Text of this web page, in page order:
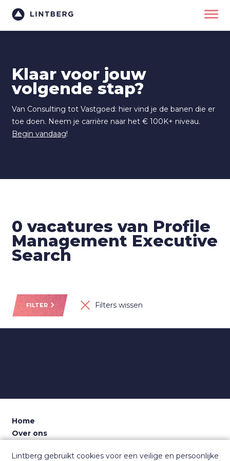
Klaar voor jouw
volgende stap?
Van Consulting tot Vastgoed: hier vind je de banen die er
toe doen. Neem je carrière naar het € 100K+ niveau.
Begin vandaag!
0 vacatures van Profile
Management Executive
Search
FILTER Filters wissen
Home
Over ons
Dashboard
Lintberg gebruikt cookies voor een veilige en persoonlijke